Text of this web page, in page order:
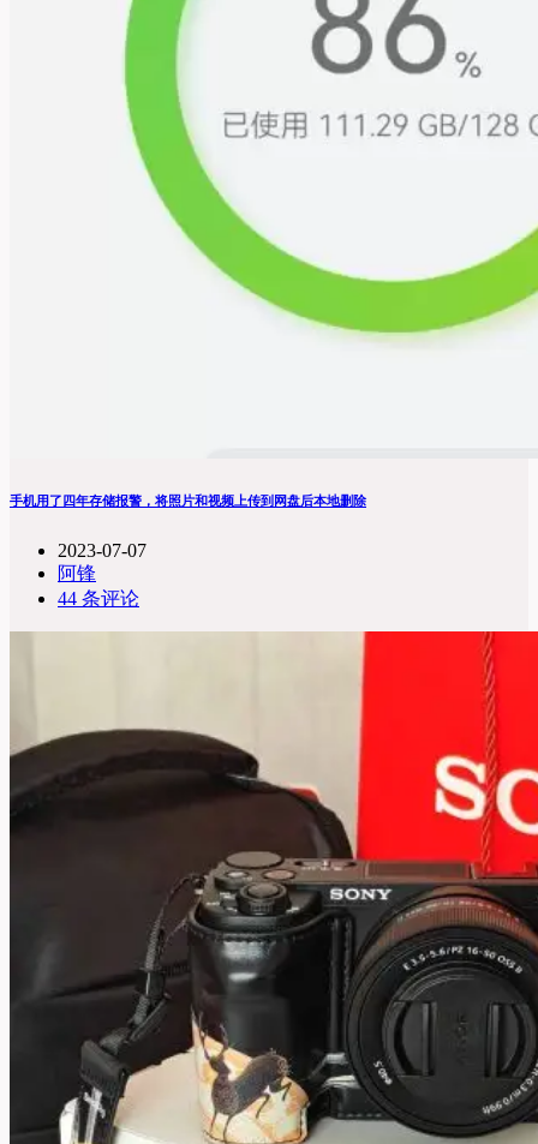
手机用了四年存储报警，将照片和视频上传到网盘后本地删除
2023-07-07
阿锋
44 条评论